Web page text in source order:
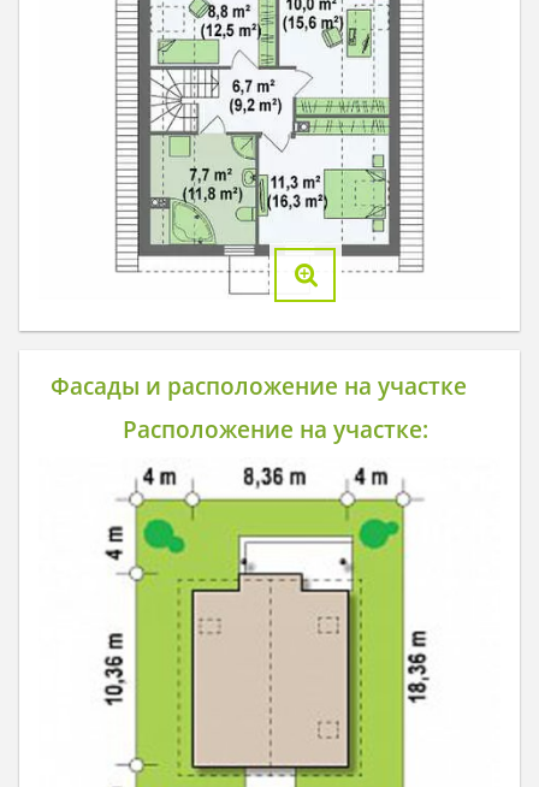
Фасады и расположение на участке
Расположение на участке: